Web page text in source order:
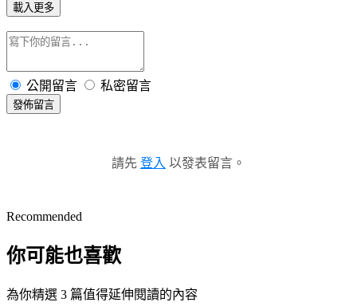
載入更多
公開留言 私密留言
發佈留言
請先 登入 以發表留言。
Recommended
你可能也喜歡
為你精選 3 篇值得延伸閱讀的內容